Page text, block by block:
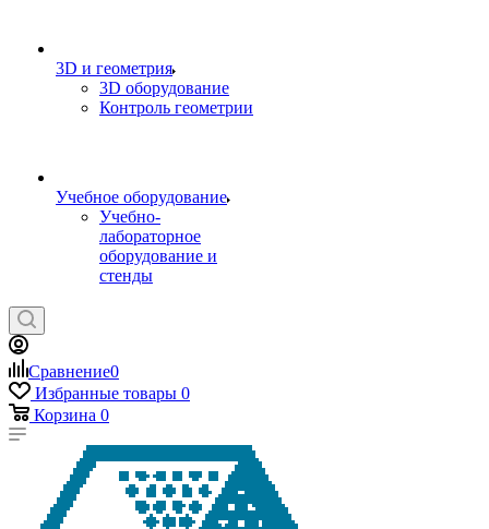
3D и геометрия
3D оборудование
Контроль геометрии
Учебное оборудование
Учебно-
лабораторное
оборудование и
стенды
Сравнение0
Избранные товары 0
Корзина 0